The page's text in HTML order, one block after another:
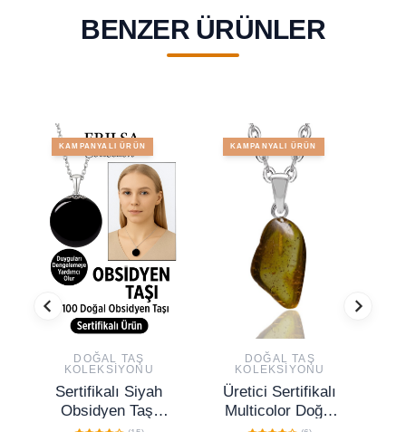
BENZER ÜRÜNLER
KAMPANYALI ÜRÜN
DOĞAL TAŞ
KOLEKSIYONU
Sertifikalı Siyah
Obsidyen Taşı
KAMPANYALI ÜRÜN
DOĞAL TAŞ
KOLEKSIYONU
Üretici Sertifikalı
Multicolor Doğal